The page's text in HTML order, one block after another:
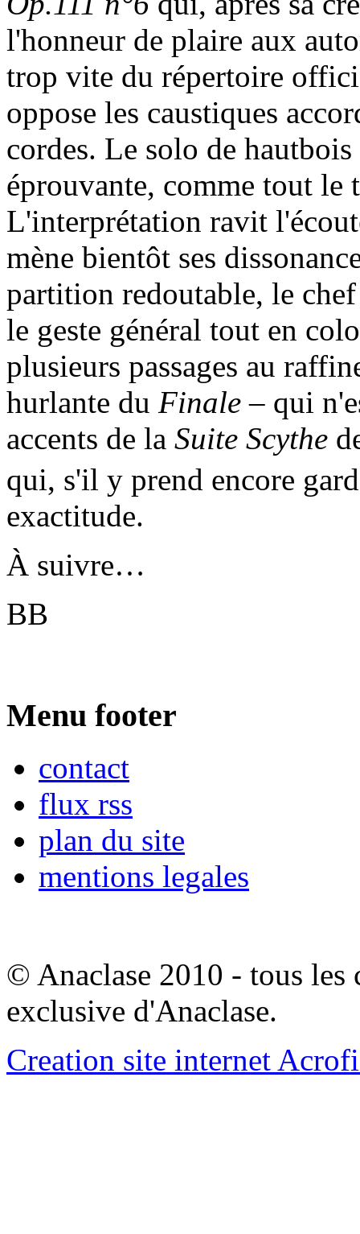
l'honneur de plaire aux
trop vite du répertoire
oppose les caustiques
cordes. Le solo de
éprouvante, comme tout
L'interprétation ravit
mène bientôt ses
partition redoutable, le
le geste général tout en
plusieurs passages au
hurlante du Finale – qui
accents de la Suite Scythe
qui, s'il y prend encore
exactitude.
À suivre…
BB
Menu footer
contact
flux rss
plan du site
mentions legales
© Anaclase 2010 - tous les
exclusive d'Anaclase.
Creation site internet